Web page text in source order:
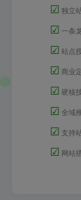
☑ 独立
☑ 一条
☑ 站点
☑ 商业
☑ 硬核
☑ 全域
☑ 支持
☑ 网站